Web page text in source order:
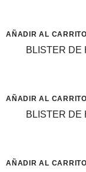
New
AÑADIR AL CARRITO
BLISTER DE
New
AÑADIR AL CARRITO
BLISTER DE
AÑADIR AL CARRITO